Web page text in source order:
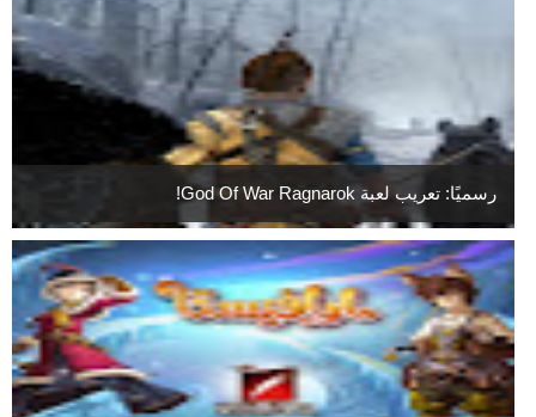
رسميًا: تعريب لعبة God Of War Ragnarok!